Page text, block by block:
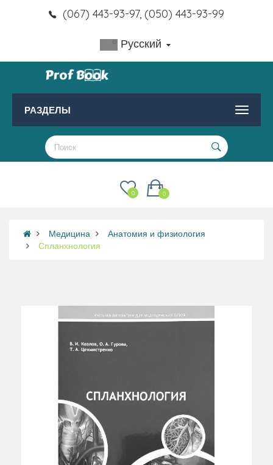
(067) 443-93-97, (050) 443-93-99
Русский
РАЗДЕЛЫ
0
0
Медицина
Анатомия и физиология
Спланхнология